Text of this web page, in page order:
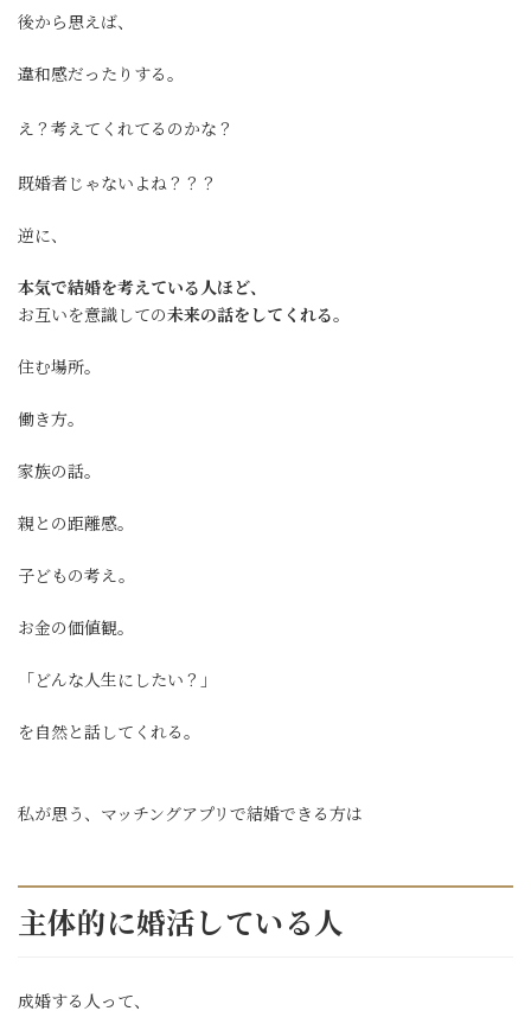
後から思えば、
違和感だったりする。
え？考えてくれてるのかな？
既婚者じゃないよね？？？
逆に、
本気で結婚を考えている人ほど、
お互いを意識しての未来の話をしてくれる。
住む場所。
働き方。
家族の話。
親との距離感。
子どもの考え。
お金の価値観。
「どんな人生にしたい？」
を自然と話してくれる。
私が思う、マッチングアプリで結婚できる方は
主体的に婚活している人
成婚する人って、